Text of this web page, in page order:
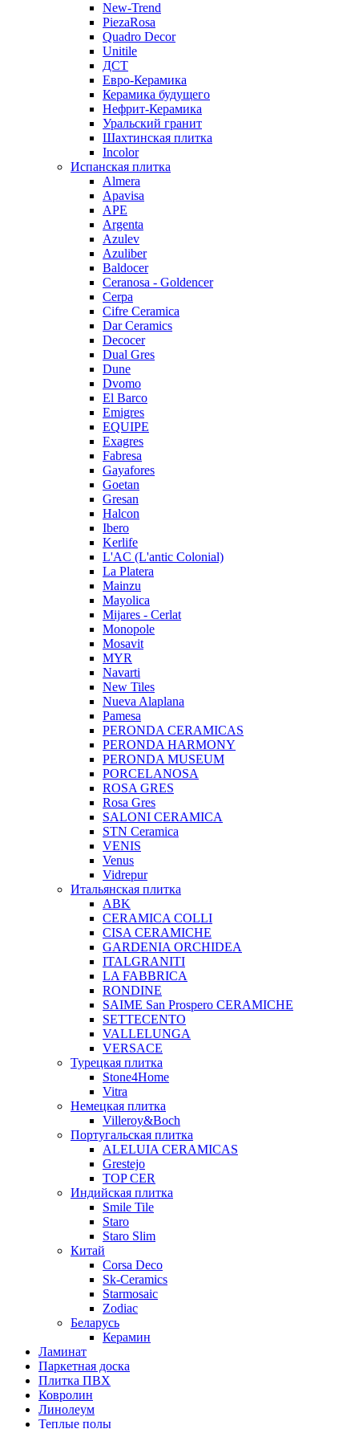
New-Trend
PiezaRosa
Quadro Decor
Unitile
ДСТ
Евро-Керамика
Керамика будущего
Нефрит-Керамика
Уральский гранит
Шахтинская плитка
Incolor
Испанская плитка
Almera
Apavisa
APE
Argenta
Azulev
Azuliber
Baldocer
Ceranosa - Goldencer
Cerpa
Cifre Ceramica
Dar Ceramics
Decocer
Dual Gres
Dune
Dvomo
El Barco
Emigres
EQUIPE
Exagres
Fabresa
Gayafores
Goetan
Gresan
Halcon
Ibero
Kerlife
L'AC (L'antic Colonial)
La Platera
Mainzu
Mayolica
Mijares - Cerlat
Monopole
Mosavit
MYR
Navarti
New Tiles
Nueva Alaplana
Pamesa
PERONDA CERAMICAS
PERONDA HARMONY
PERONDA MUSEUM
PORCELANOSA
ROSA GRES
Rosa Gres
SALONI CERAMICA
STN Ceramica
VENIS
Venus
Vidrepur
Итальянская плитка
ABK
CERAMICA COLLI
CISA CERAMICHE
GARDENIA ORCHIDEA
ITALGRANITI
LA FABBRICA
RONDINE
SAIME San Prospero CERAMICHE
SETTECENTO
VALLELUNGA
VERSACE
Турецкая плитка
Stone4Home
Vitra
Немецкая плитка
Villeroy&Boch
Португальская плитка
ALELUIA CERAMICAS
Grestejo
TOP CER
Индийская плитка
Smile Tile
Staro
Staro Slim
Китай
Corsa Deco
Sk-Ceramics
Starmosaic
Zodiac
Беларусь
Керамин
Ламинат
Паркетная доска
Плитка ПВХ
Ковролин
Линолеум
Теплые полы